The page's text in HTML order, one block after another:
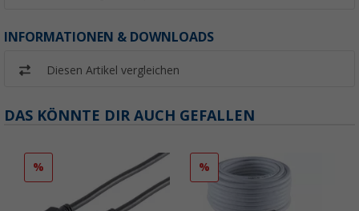
INFORMATIONEN & DOWNLOADS
Diesen Artikel vergleichen
DAS KÖNNTE DIR AUCH GEFALLEN
% %